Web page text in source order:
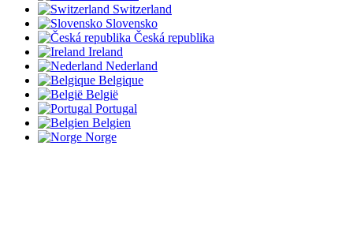
Switzerland
Slovensko
Česká republika
Ireland
Nederland
Belgique
België
Portugal
Belgien
Norge